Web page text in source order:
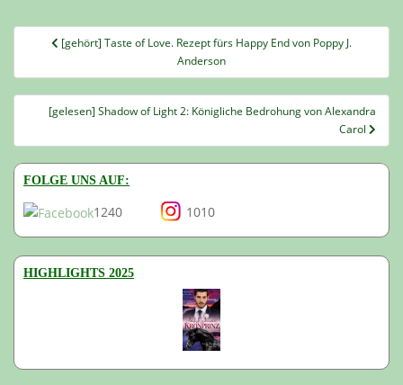
Beitragsnavigation
[gehört] Taste of Love. Rezept fürs Happy End von Poppy J.
Anderson
[gelesen] Shadow of Light 2: Königliche Bedrohung von Alexandra
Carol
FOLGE UNS AUF:
1240 1010
HIGHLIGHTS 2025